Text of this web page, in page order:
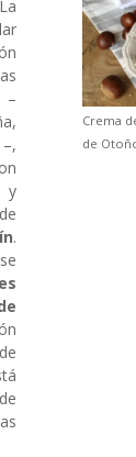
–
y
.
Crema
de